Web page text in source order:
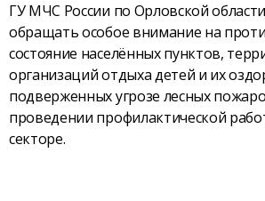
ГУ МЧС России по Орловской
обращать особое внимание на
состояние населённых пунктов,
организаций отдыха детей и их
подверженных угрозе лесных
проведении профилактической
секторе.